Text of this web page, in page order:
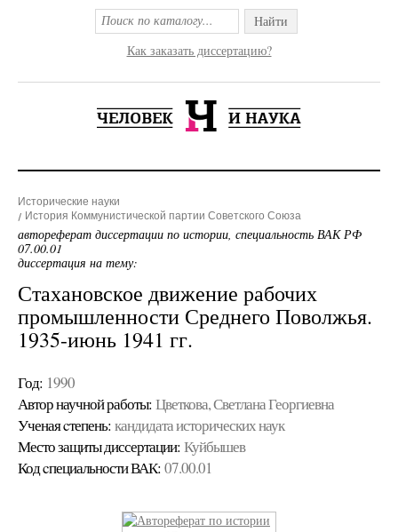
Найти
Как заказать диссертацию?
Исторические науки
История Коммунистической партии Советского Союза
автореферат диссертации по истории, специальность ВАК РФ
07.00.01
диссертация на тему:
Стахановское движение рабочих
промышленности Среднего Поволжья.
1935-июнь 1941 гг.
Год: 1990
Автор научной работы: Цветкова, Светлана Георгиевна
Ученая cтепень: кандидата исторических наук
Место защиты диссертации: Куйбышев
Код cпециальности ВАК: 07.00.01